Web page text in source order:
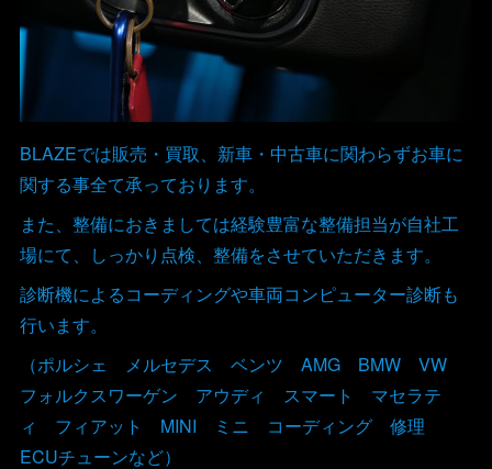
BLAZEでは販売・買取、新車・中古車に関わらずお車に
関する事全て承っております。
また、整備におきましては経験豊富な整備担当が自社工
場にて、しっかり点検、整備をさせていただきます。
診断機によるコーディングや車両コンピューター診断も
行います。
（ポルシェ メルセデス ベンツ AMG BMW VW
フォルクスワーゲン アウディ スマート マセラテ
ィ フィアット MINI ミニ コーディング 修理
ECUチューンなど）